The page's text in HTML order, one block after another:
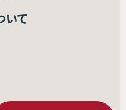
いて